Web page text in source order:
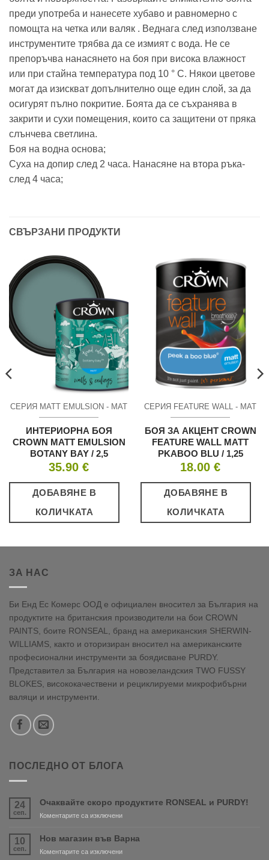
преди употреба и нанесете хубаво и равномерно с
помощта на четка или валяк . Веднага след използване
инструментите трябва да се измият с вода. Не се
препоръчва нанасянето на боя при висока влажност
или при стайна температура под 10 ° C. Някои цветове
могат да изискват допълнително още един слой, за да
осигурят пълно покритие. Боята да се съхранява в
закрити и сухи помещения, които са защитени от пряка
слънчева светлина.
Боя на водна основа;
Суха на допир след 2 часа. Нанасяне на втора ръка-
след 4 часа;
СВЪРЗАНИ ПРОДУКТИ
СЕРИЯ MATT EMULSION - МАТ
ИНТЕРИОРНА БОЯ
CROWN MATT EMULSION
BOTANY BAY / 2,5
35.90 €
ДОБАВЯНЕ В
КОЛИЧКАТА
СЕРИЯ FEATURE WALL - МАТ
БОЯ ЗА АКЦЕНТ CROWN
FEATURE WALL MATT
PKABOO BLU / 1,25
18.00 €
ДОБАВЯНЕ В
КОЛИЧКАТА
ЗА НАС
Би Енд Ес Комерс ООД е официален вносител за България на
продуктите на британския производители на бои CROWN
PAINTS, боите RONSEAL, бранд на американския SHERWIN-
WILLIAMS, както и оторизиран вносител на американските
професионални инструменти за боядисване PURDY.
Представител за България на новозеландския TWO FUSSY
BLOKES, висококачествени и рециклируеми микрофибърни
валяци и инструменти.
ПОСЛЕДНО ОТ БЛОГА
24
сеп.
Очаквайте скоро продуктите RONSEAL и PURDY!
Коментарите са изключениза
продуктите
RONSEAL
10
сеп.
Нов магазин във Варна
Коментарите са изключениза